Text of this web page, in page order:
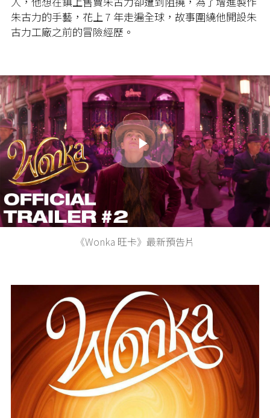
朱古力的手藝，花上 7 年走遍全球， 故事圍繞他開設朱
古力工廠之前的冒險經歷。
Play
Video
《Wonka 旺卡》最新預告片